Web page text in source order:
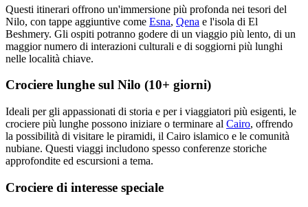
Questi itinerari offrono un'immersione più profonda nei tesori del
Nilo, con tappe aggiuntive come Esna, Qena e l'isola di El
Beshmery. Gli ospiti potranno godere di un viaggio più lento, di un
maggior numero di interazioni culturali e di soggiorni più lunghi
nelle località chiave.
Crociere lunghe sul Nilo (10+ giorni)
Ideali per gli appassionati di storia e per i viaggiatori più esigenti, le
crociere più lunghe possono iniziare o terminare al Cairo, offrendo
la possibilità di visitare le piramidi, il Cairo islamico e le comunità
nubiane. Questi viaggi includono spesso conferenze storiche
approfondite ed escursioni a tema.
Crociere di interesse speciale